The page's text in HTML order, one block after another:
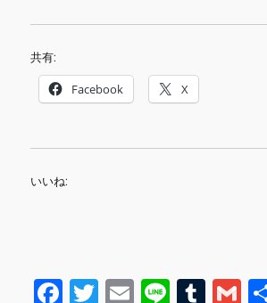
共有:
Facebook X
いいね:
F
T
E
Li T
G